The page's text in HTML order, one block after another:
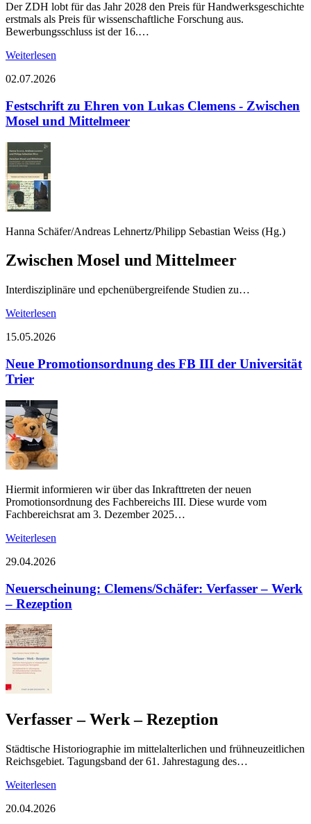
Der ZDH lobt für das Jahr 2028 den Preis für Handwerksgeschichte
erstmals als Preis für wissenschaftliche Forschung aus.
Bewerbungsschluss ist der 16.…
Weiterlesen
02.07.2026
Festschrift zu Ehren von Lukas Clemens - Zwischen
Mosel und Mittelmeer
Hanna Schäfer/Andreas Lehnertz/Philipp Sebastian Weiss (Hg.)
Zwischen Mosel und Mittelmeer
Interdisziplinäre und epchenübergreifende Studien zu…
Weiterlesen
15.05.2026
Neue Promotionsordnung des FB III der Universität
Trier
Hiermit informieren wir über das Inkrafttreten der neuen
Promotionsordnung des Fachbereichs III. Diese wurde vom
Fachbereichsrat am 3. Dezember 2025…
Weiterlesen
29.04.2026
Neuerscheinung: Clemens/Schäfer: Verfasser – Werk
– Rezeption
Verfasser – Werk – Rezeption
Städtische Historiographie im mittelalterlichen und frühneuzeitlichen
Reichsgebiet. Tagungsband der 61. Jahrestagung des…
Weiterlesen
20.04.2026